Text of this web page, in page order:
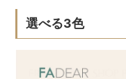
選べる3色